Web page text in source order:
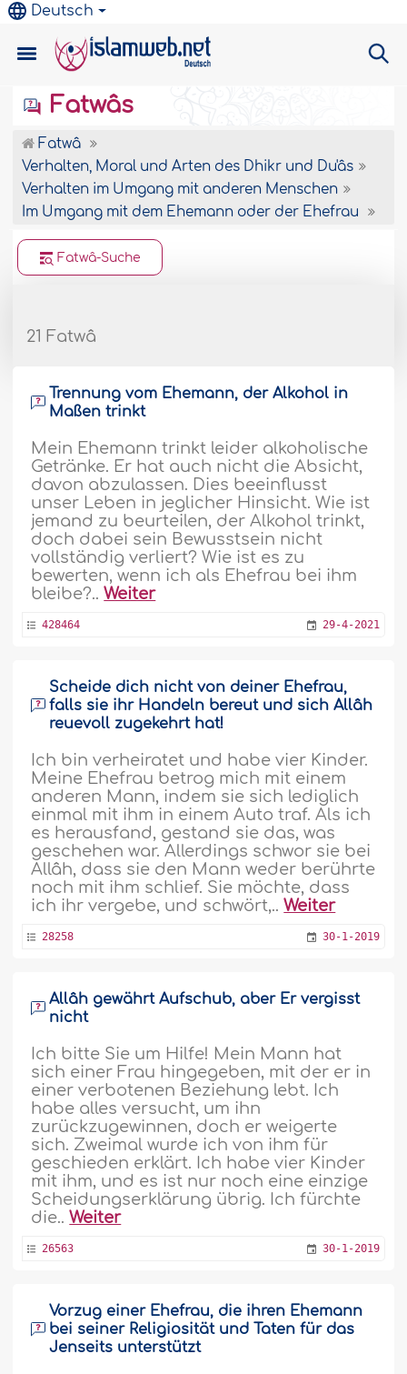
Deutsch
Fatwâs
Fatwâ
Verhalten, Moral und Arten des Dhikr und Du'âs
Verhalten im Umgang mit anderen Menschen
Im Umgang mit dem Ehemann oder der Ehefrau
Fatwâ-Suche
21 Fatwâ
Trennung vom Ehemann, der Alkohol in
Maßen trinkt
Mein Ehemann trinkt leider alkoholische
Getränke. Er hat auch nicht die Absicht,
davon abzulassen. Dies beeinflusst
unser Leben in jeglicher Hinsicht. Wie ist
jemand zu beurteilen, der Alkohol trinkt,
doch dabei sein Bewusstsein nicht
vollständig verliert? Wie ist es zu
bewerten, wenn ich als Ehefrau bei ihm
bleibe?..Weiter
428464 29-4-2021
Scheide dich nicht von deiner Ehefrau,
falls sie ihr Handeln bereut und sich Allâh
reuevoll zugekehrt hat!
Ich bin verheiratet und habe vier Kinder.
Meine Ehefrau betrog mich mit einem
anderen Mann, indem sie sich lediglich
einmal mit ihm in einem Auto traf. Als ich
es herausfand, gestand sie das, was
geschehen war. Allerdings schwor sie bei
Allâh, dass sie den Mann weder berührte
noch mit ihm schlief. Sie möchte, dass
ich ihr vergebe, und schwört,..Weiter
28258 30-1-2019
Allâh gewährt Aufschub, aber Er vergisst
nicht
Ich bitte Sie um Hilfe! Mein Mann hat
sich einer Frau hingegeben, mit der er in
einer verbotenen Beziehung lebt. Ich
habe alles versucht, um ihn
zurückzugewinnen, doch er weigerte
sich. Zweimal wurde ich von ihm für
geschieden erklärt. Ich habe vier Kinder
mit ihm, und es ist nur noch eine einzige
Scheidungserklärung übrig. Ich fürchte
die..Weiter
26563 30-1-2019
Vorzug einer Ehefrau, die ihren Ehemann
bei seiner Religiosität und Taten für das
Jenseits unterstützt